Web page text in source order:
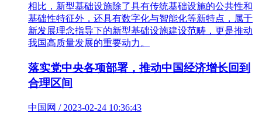
相比，新型基础设施除了具有传统基础设施的公共性和
基础性特征外，还具有数字化与智能化等新特点，属于
新发展理念指导下的新型基础设施建设范畴，更是推动
我国高质量发展的重要动力。
落实党中央各项部署，推动中国经济增长回到
合理区间
中国网 / 2023-02-24 10:36:43